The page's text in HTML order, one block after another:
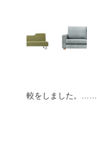
較をしました。……